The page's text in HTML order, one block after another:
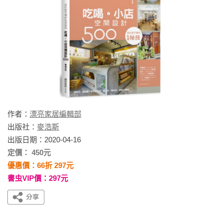
作者： 漂亮家居編輯部
出版社： 麥浩斯
出版日期：2020-04-16
定價： 450元
優惠價：66折 297元
書虫VIP價：297元